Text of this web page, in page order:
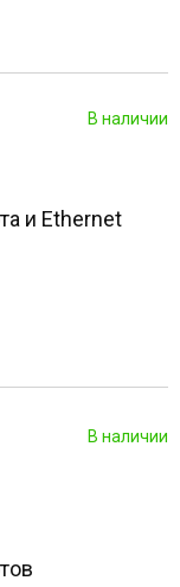
В наличии
и Ethernet
В наличии